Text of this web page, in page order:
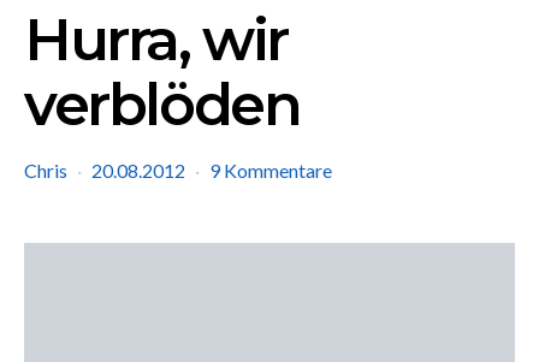
Hurra, wir
verblöden
Chris 20.08.2012 9 Kommentare